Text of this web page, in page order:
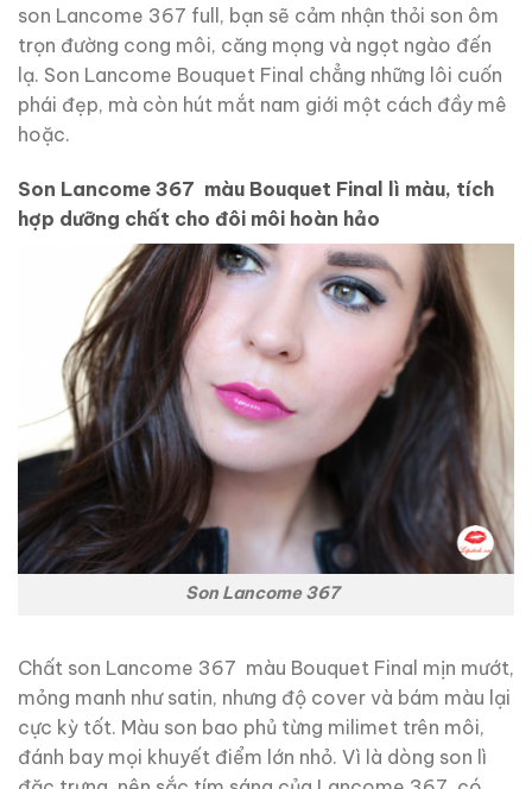
son Lancome 367 full, bạn sẽ cảm nhận thỏi son ôm
trọn đường cong môi, căng mọng và ngọt ngào đến
lạ. Son Lancome Bouquet Final chẳng những lôi cuốn
phái đẹp, mà còn hút mắt nam giới một cách đầy mê
hoặc.
Son Lancome 367 màu Bouquet Final lì màu, tích
hợp dưỡng chất cho đôi môi hoàn hảo
Son Lancome 367
Chất son Lancome 367 màu Bouquet Final mịn mướt,
mỏng manh như satin, nhưng độ cover và bám màu lại
cực kỳ tốt. Màu son bao phủ từng milimet trên môi,
đánh bay mọi khuyết điểm lớn nhỏ. Vì là dòng son lì